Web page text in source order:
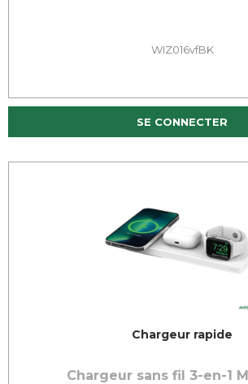
WIZ016vfBK
SE CONNECTER
Chargeur rapide
Chargeur sans fil 3-en-1